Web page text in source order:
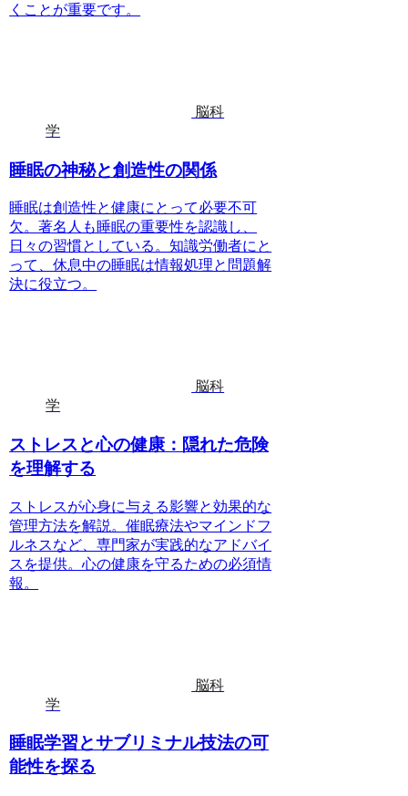
くことが重要です。
脳科
学
睡眠の神秘と創造性の関係
睡眠は創造性と健康にとって必要不可
欠。著名人も睡眠の重要性を認識し、
日々の習慣としている。知識労働者にと
って、休息中の睡眠は情報処理と問題解
決に役立つ。
脳科
学
ストレスと心の健康：隠れた危険
を理解する
ストレスが心身に与える影響と効果的な
管理方法を解説。催眠療法やマインドフ
ルネスなど、専門家が実践的なアドバイ
スを提供。心の健康を守るための必須情
報。
脳科
学
睡眠学習とサブリミナル技法の可
能性を探る